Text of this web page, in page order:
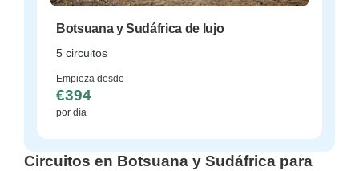
Botsuana y Sudáfrica de lujo
5 circuitos
Empieza desde
€394
por día
Circuitos en Botsuana y Sudáfrica para